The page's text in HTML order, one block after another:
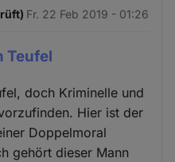
Fr. 22 Feb 2019 - 01:26
Teufel
doch Kriminelle und
Hier ist der
Doppelmoral
gehört dieser Mann